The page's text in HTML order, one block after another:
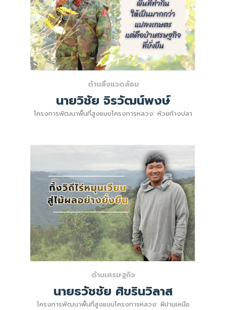
ด้านสิ่งแวดล้อม
นายวิชัย จิรวัฒน์พงษ์
โครงการพัฒนาพื้นที่สูงแบบโครงการหลวง: ห้วยก้างปลา
ด้านเศรษฐกิจ
นายธวัชชัย ศิขรินวิลาส
โครงการพัฒนาพื้นที่สูงแบบโครงการหลวง: ผีปานเหนือ